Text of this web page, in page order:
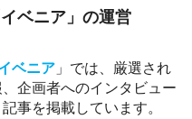
ベニア」の運営
ベニア 」では、厳選され
企画者へのインタビュー
事を掲載しています。